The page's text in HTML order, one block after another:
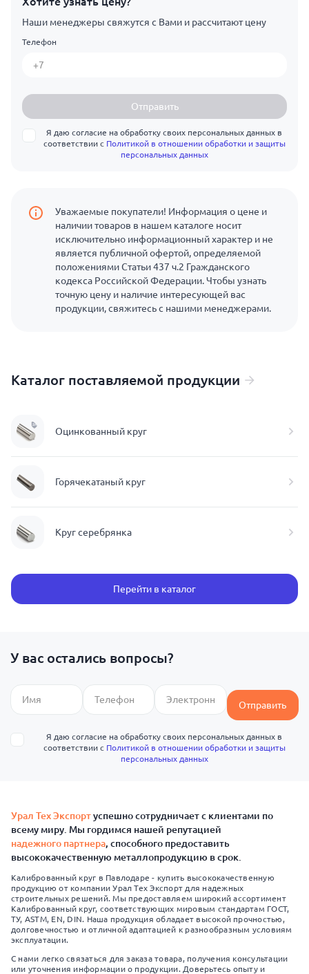
Наши менеджеры свяжутся с Вами и рассчитают цену
Телефон
Отправить
Я даю согласие на обработку своих персональных данных в
соответствии с Политикой в отношении обработки и защиты
персональных данных
Уважаемые покупатели! Информация о цене и
наличии товаров в нашем каталоге носит
исключительно информационный характер и не
является публичной офертой, определяемой
положениями Статьи 437 ч.2 Гражданского
кодекса Российской Федерации. Чтобы узнать
точную цену и наличие интересующей вас
продукции, свяжитесь с нашими менеджерами.
Каталог поставляемой продукции
Оцинкованный круг
Горячекатаный круг
Круг серебрянка
Перейти в каталог
У вас остались вопросы?
Отправить
Я даю согласие на обработку своих персональных данных в
соответствии с Политикой в отношении обработки и защиты
персональных данных
Урал Тех Экспортуспешно сотрудничает с клиентами по
всему миру. Мы гордимся нашей репутацией
надежного партнера, способного предоставить
высококачественную металлопродукцию в срок.
Калиброванный круг в Павлодаре - купить высококачественную
продукцию от компании Урал Тех Экспорт для надежных
строительных решений. Мы предоставляем широкий ассортимент
Калиброванный круг, соответствующих мировым стандартам ГОСТ,
ТУ, ASTM, EN, DIN. Наша продукция обладает высокой прочностью,
долговечностью и отличной адаптацией к разнообразным условиям
эксплуатации.
С нами легко связаться для заказа товара, получения консультации
или уточнения информации о продукции. Доверьтесь опыту и